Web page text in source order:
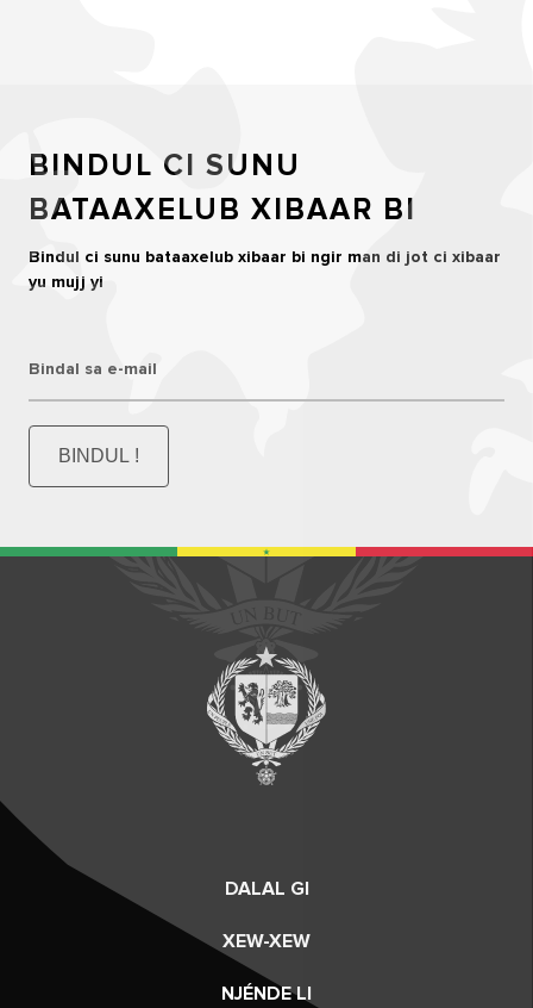
BINDUL CI SUNU
BATAAXELUB XIBAAR BI
Bindul ci sunu bataaxelub xibaar bi ngir man di jot ci xibaar
yu mujj yi
Bindal sa e-mail
BINDUL !
DALAL GI
XEW-XEW
NJÉNDE LI